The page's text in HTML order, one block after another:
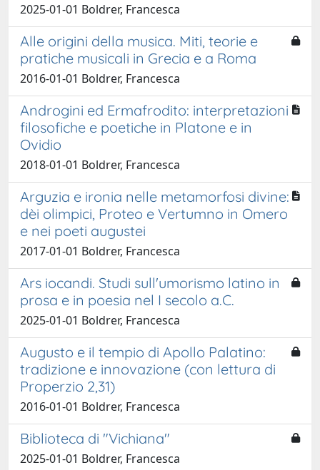
2025-01-01 Boldrer, Francesca
Alle origini della musica. Miti, teorie e
pratiche musicali in Grecia e a Roma
2016-01-01 Boldrer, Francesca
Androgini ed Ermafrodito: interpretazioni
filosofiche e poetiche in Platone e in
Ovidio
2018-01-01 Boldrer, Francesca
Arguzia e ironia nelle metamorfosi divine:
dèi olimpici, Proteo e Vertumno in Omero
e nei poeti augustei
2017-01-01 Boldrer, Francesca
Ars iocandi. Studi sull'umorismo latino in
prosa e in poesia nel I secolo a.C.
2025-01-01 Boldrer, Francesca
Augusto e il tempio di Apollo Palatino:
tradizione e innovazione (con lettura di
Properzio 2,31)
2016-01-01 Boldrer, Francesca
Biblioteca di "Vichiana"
2025-01-01 Boldrer, Francesca